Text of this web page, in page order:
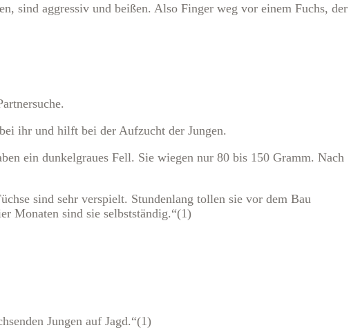
sind aggressiv und beißen. Also Finger weg vor einem Fuchs, der
ihr und hilft bei der Aufzucht der Jungen.
ein dunkelgraues Fell. Sie wiegen nur 80 bis 150 Gramm. Nach
sind sehr verspielt. Stundenlang tollen sie vor dem Bau
Monaten sind sie selbstständig.“(1)
Jungen auf Jagd.“(1)